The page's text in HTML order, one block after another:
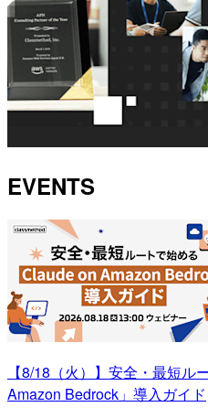
EVENTS
【8/18（火）】安全・最短ル
Amazon Bedrock」導入ガイド